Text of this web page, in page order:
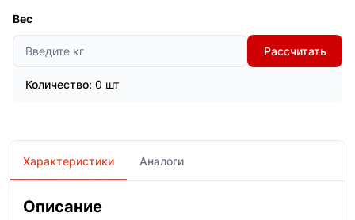
Вес
Рассчитать
Количество: 0 шт
Характеристики Аналоги
Описание